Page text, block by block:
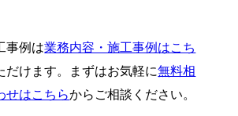
事例は業務内容・施工事例はこち
だけます。まずはお気軽に無料相
せはこちらからご相談ください。